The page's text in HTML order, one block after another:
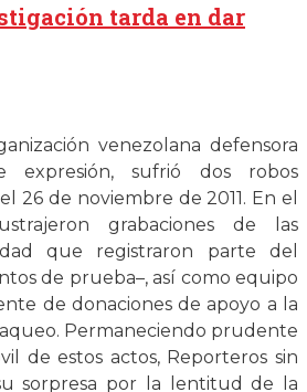
tarda en dar
venezolana defensora
sufrió dos robos
26 de noviembre de 2011. En el
grabaciones de las
que registraron parte del
de prueba–, así como equipo
de donaciones de apoyo a la
Permaneciendo prudente
de estos actos, Reporteros sin
sorpresa por la lentitud de la